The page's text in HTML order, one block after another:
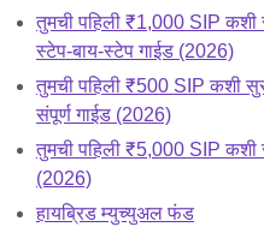
तुमची पहिली ₹1,000 SIP कशी
स्टेप-बाय-स्टेप गाईड (2026)
तुमची पहिली ₹500 SIP कशी
संपूर्ण गाईड (2026)
तुमची पहिली ₹5,000 SIP कशी
(2026)
हायब्रिड म्युच्युअल फंड